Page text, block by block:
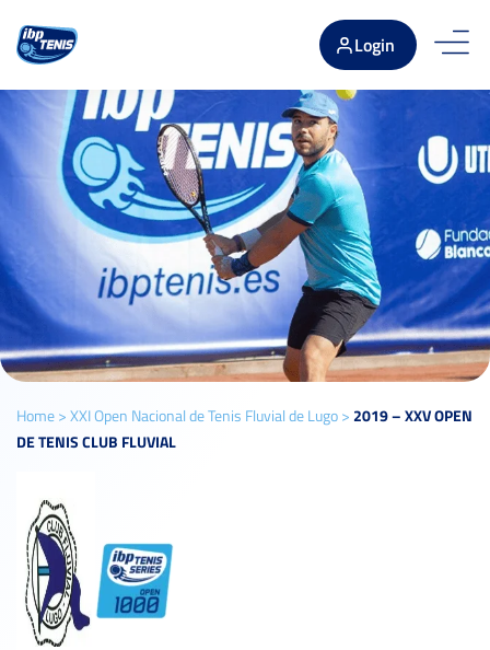
Login
Home>XXI Open Nacional de Tenis Fluvial de Lugo>2019 – XXV OPEN
DE TENIS CLUB FLUVIAL